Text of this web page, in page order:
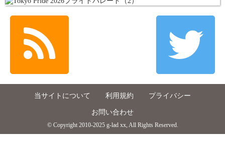
当サイトについて 利用規約 プライバシー
お問い合わせ
© Copyright 2010-2025 g-lad xx, All Rights Reserved.